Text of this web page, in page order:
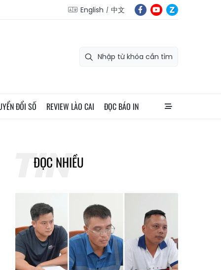
English 中文
ĐỔI SỐ REVIEW LÀO CAI ĐỌC BÁO IN
ĐỌC NHIỀU